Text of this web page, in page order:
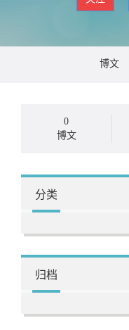
博文
0
博文
分类
归档